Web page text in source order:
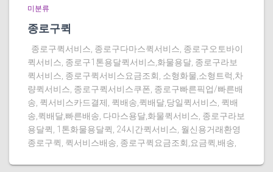
미분류
종로구퀵
종로구퀵서비스, 종로구다마스퀵서비스, 종로구오토바이
퀵서비스, 종로구1톤용달퀵서비스,화물용달, 종로구라보
퀵서비스, 종로구퀵서비스요금조회, 소형화물,소형트럭,차
량퀵서비스, 종로구퀵서비스쿠폰, 종로구빠른픽업/빠른배
송, 퀵서비스카드결제, 퀵배송,퀵배달,당일퀵서비스, 퀵배
송,퀵배달,빠른배송, 다마스용달,화물퀵서비스, 종로구라보
용달퀵, 1톤화물용달퀵, 24시간퀵서비스, 월신용거래환영
종로구퀵, 퀵서비스배송, 종로구퀵요금조회,요금퀵,배송,